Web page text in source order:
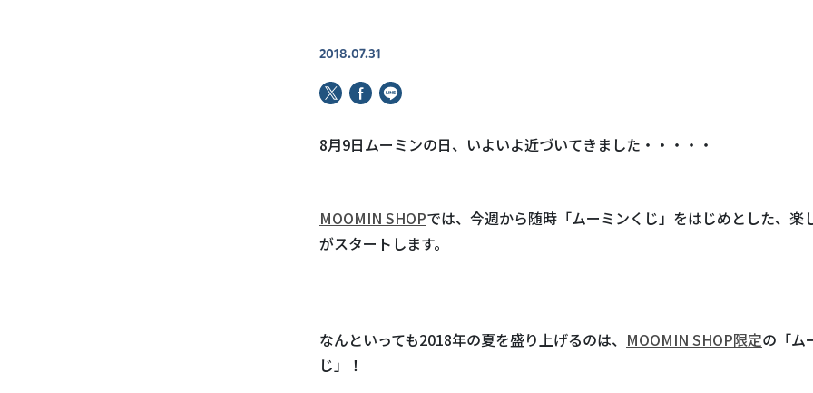
2018.07.31
8月9日ムーミンの日、いよいよ近づいてきました・・・・・
MOOMIN SHOPでは、今週から随時「ムーミンくじ」をはじめとした、楽
がスタートします。
なんといっても2018年の夏を盛り上げるのは、 MOOMIN SHOP限定の「ム
じ」！